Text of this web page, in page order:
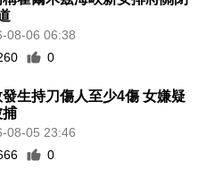
08-06 06:38
0
發生持刀傷人至少4傷 女嫌疑
捕
08-05 23:46
0